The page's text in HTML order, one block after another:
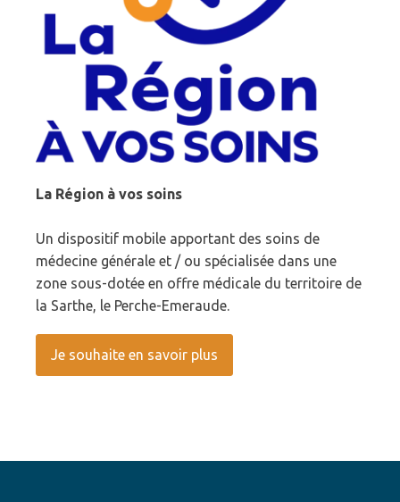
La Région à vos soins
Un dispositif mobile apportant des soins de
médecine générale et / ou spécialisée dans une
zone sous-dotée en offre médicale du territoire de
la Sarthe, le Perche-Emeraude.
Je souhaite en savoir plus